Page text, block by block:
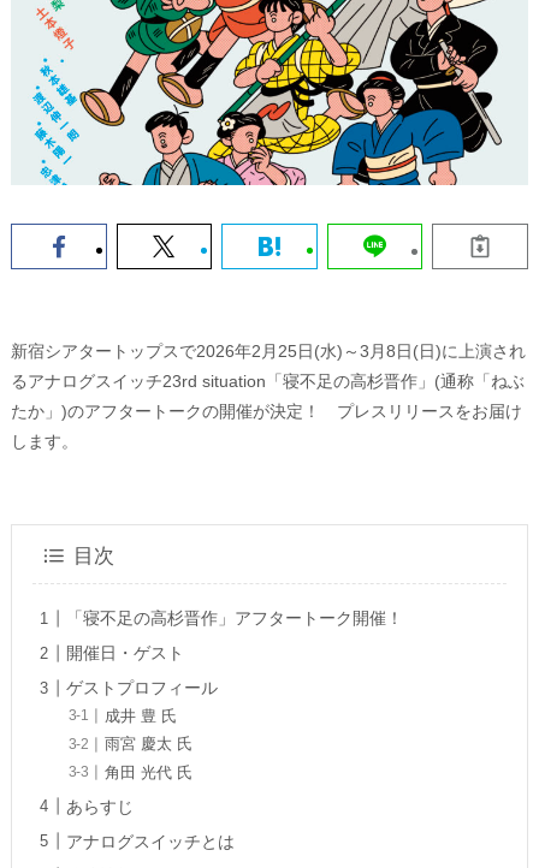
新宿シアタートップスで2026年2月25日(水)～3月8日(日)に上演され
るアナログスイッチ23rd situation「寝不足の高杉晋作」(通称「ねぶ
たか」)のアフタートークの開催が決定！ プレスリリースをお届け
します。
目次
「寝不足の高杉晋作」アフタートーク開催！
開催日・ゲスト
ゲストプロフィール
成井 豊 氏
雨宮 慶太 氏
角田 光代 氏
あらすじ
アナログスイッチとは